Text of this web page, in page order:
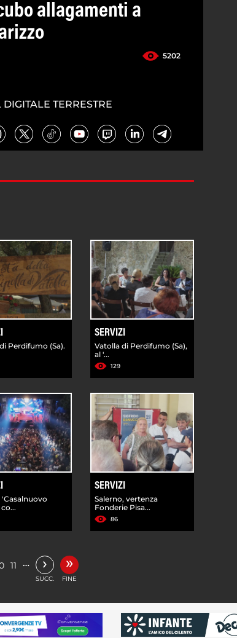
allagamenti a
5202
TERRESTRE
Perdifumo (Sa).
SERVIZI
Vatolla di Perdifumo (Sa),
al '...
129
'Casalnuovo
SERVIZI
Salerno, vertenza
Fonderie Pisa...
86
11 … ›
SUCC.
»
FINE